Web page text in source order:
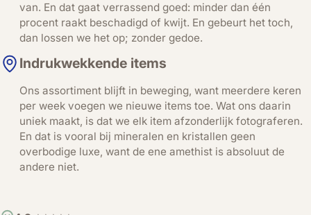
van. En dat gaat verrassend goed: minder dan één
procent raakt beschadigd of kwijt. En gebeurt het toch,
dan lossen we het op; zonder gedoe.
Indrukwekkende items
Ons assortiment blijft in beweging, want meerdere keren
per week voegen we nieuwe items toe. Wat ons daarin
uniek maakt, is dat we elk item afzonderlijk fotograferen.
En dat is vooral bij mineralen en kristallen geen
overbodige luxe, want de ene amethist is absoluut de
andere niet.